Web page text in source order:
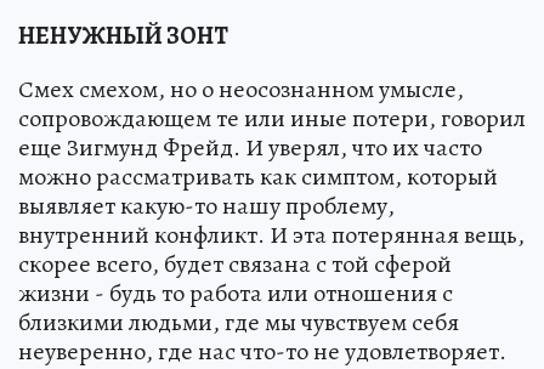
НЕНУЖНЫЙ ЗОНТ
Смех смехом, но о неосознанном умысле,
сопровождающем те или иные потери, говорил
еще Зигмунд Фрейд. И уверял, что их часто
можно рассматривать как симптом, который
выявляет какую-то нашу проблему,
внутренний конфликт. И эта потерянная вещь,
скорее всего, будет связана с той сферой
жизни - будь то работа или отношения с
близкими людьми, где мы чувствуем себя
неуверенно, где нас что-то не удовлетворяет.